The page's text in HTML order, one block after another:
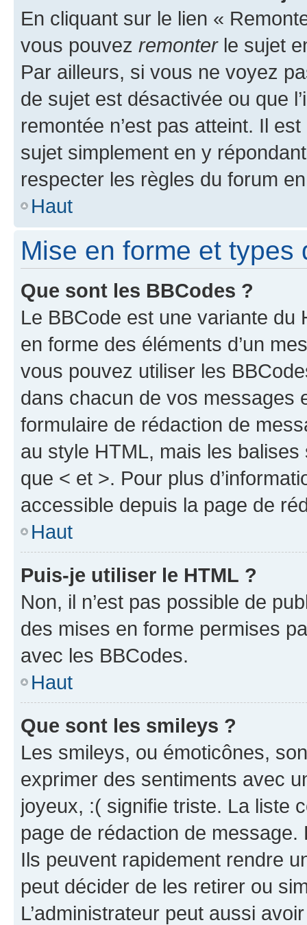
En cliquant sur le lien «
vous pouvez remonterle sujet
Par ailleurs, si vous ne voyez
de sujet est désactivée ou que
remontée n’est pas atteint. Il
sujet simplement en y
respecter les règles du forum
Haut
Mise en forme et types
Que sont les BBCodes ?
Le BBCode est une variante du
en forme des éléments d’un
vous pouvez utiliser les
dans chacun de vos messages
formulaire de rédaction de
au style HTML, mais les
que < et >. Pour plus
accessible depuis la page de
Haut
Puis-je utiliser le HTML ?
Non, il n’est pas possible de
des mises en forme permises
avec les BBCodes.
Haut
Que sont les smileys ?
Les smileys, ou émoticônes,
exprimer des sentiments avec
joyeux, :( signifie triste. La liste
page de rédaction de
Ils peuvent rapidement rendre
peut décider de les retirer ou
L’administrateur peut aussi